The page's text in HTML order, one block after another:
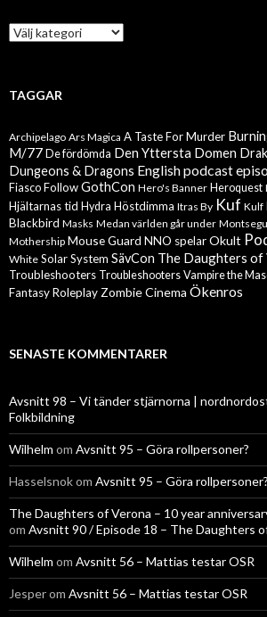
Kategorier
TAGGAR
Archipelago Ars Magica A Taste For Murder
M/77 De fördömda Den Yttersta Domen
Dungeons & Dragons English podcast
Fiasco FollowGothCon Hero's Banner Heroquest
Hjältarnas tid Hydra Höstdimma Itras By Kuf Kulf
Blackbird Masks Medan världen går under
Mothership Mouse Guard NNO spelarOkult
White Solar System SävCon The Daughters of
Troubleshooters Troubleshooters Vampire the
Fantasy Roleplay Zombie Cinema Ökenros
SENASTE KOMMENTARER
Avsnitt 98 – Vi tänder stjärnorna |
Folkbildning
Wilhelm om Avsnitt 95 – Göra rollpersoner?
Hasselsnokom Avsnitt 95 – Göra rollpersoner?
The Daughters of Verona – 10 year
om Avsnitt 90 / Episode 18 – The Daughters
Wilhelm om Avsnitt 56 – Mattias testar OSR
Jesperom Avsnitt 56 – Mattias testar OSR